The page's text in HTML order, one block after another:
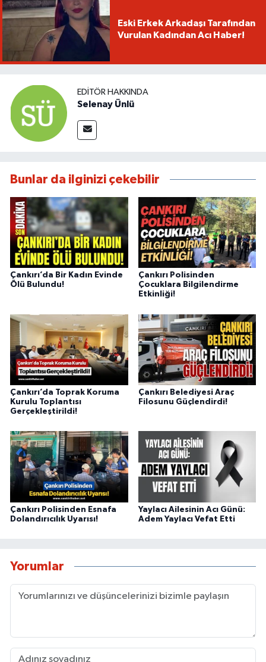
Eski Erkek Arkadaşı Tarafından
Vurulan Kadından Acı Haber!
EDITÖR HAKKINDA
Selenay Ünlü
Bunlar da ilginizi çekebilir
Çankırı’da Bir Kadın Evinde
Ölü Bulundu!
Çankırı Polisinden
Çocuklara Bilgilendirme
Etkinliği!
Çankırı’da Toprak Koruma
Kurulu Toplantısı
Gerçekleştirildi!
Çankırı Belediyesi Araç
Filosunu Güçlendirdi!
Çankırı Polisinden Esnafa
Dolandırıcılık Uyarısı!
Yaylacı Ailesinin Acı Günü:
Adem Yaylacı Vefat Etti
Yorumlar